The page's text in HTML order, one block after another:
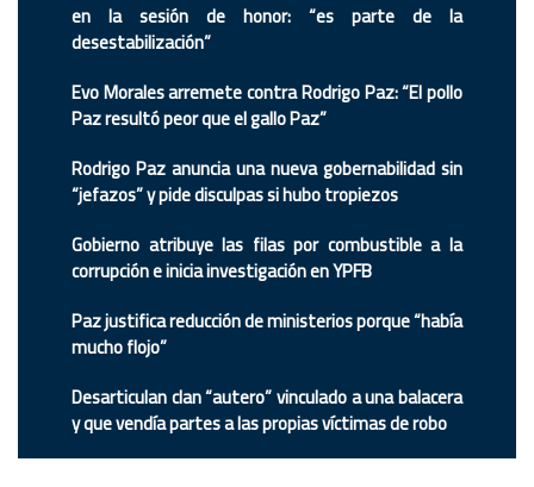
en la sesión de honor: “es parte de la
desestabilización”
Evo Morales arremete contra Rodrigo Paz: “El pollo
Paz resultó peor que el gallo Paz”
Rodrigo Paz anuncia una nueva gobernabilidad sin
“jefazos” y pide disculpas si hubo tropiezos
Gobierno atribuye las filas por combustible a la
corrupción e inicia investigación en YPFB
Paz justifica reducción de ministerios porque “había
mucho flojo”
Desarticulan clan “autero” vinculado a una balacera
y que vendía partes a las propias víctimas de robo